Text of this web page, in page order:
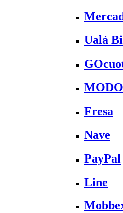
Ualá
MODO
Fresa
Nave
PayPal
Line